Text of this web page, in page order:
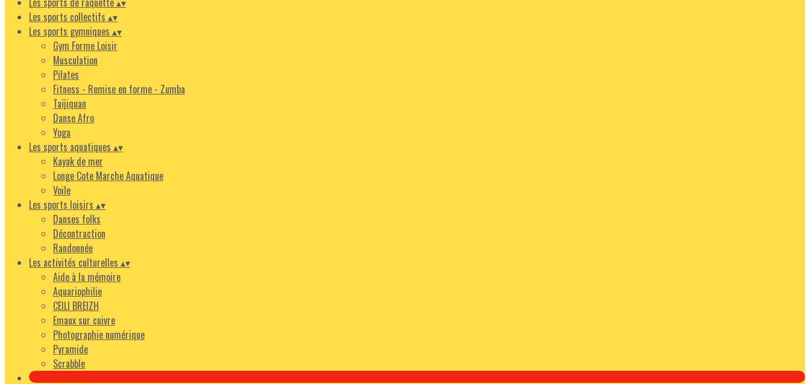
Les sports collectifs ▴▾
Les sports gymniques ▴▾
Gym Forme Loisir
Musculation
Pilates
Fitness - Remise en forme - Zumba
Taïjiquan
Danse Afro
Yoga
Les sports aquatiques ▴▾
Kayak de mer
Longe Cote Marche Aquatique
Voile
Les sports loisirs ▴▾
Danses folks
Décontraction
Randonnée
Les activités culturelles ▴▾
Aide à la mémoire
Aquariophilie
CEILI BREIZH
Emaux sur cuivre
Photographie numérique
Pyramide
Scrabble